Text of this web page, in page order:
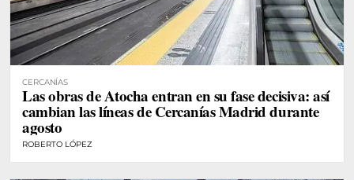
CERCANÍAS
Las obras de Atocha entran en su fase decisiva: así
cambian las líneas de Cercanías Madrid durante
agosto
ROBERTO LÓPEZ